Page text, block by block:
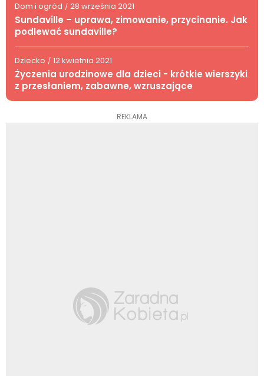
Dom i ogród / 28 września 2021
Sundaville – uprawa, zimowanie, przycinanie. Jak
podlewać sundaville?
Dziecko / 12 kwietnia 2021
Życzenia urodzinowe dla dzieci - krótkie wierszyki
z przesłaniem, zabawne, wzruszające
REKLAMA